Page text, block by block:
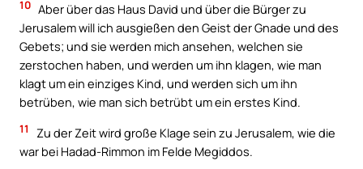
10 Aber über das Haus David und über die Bürger zu
Jerusalem will ich ausgießen den Geist der Gnade und des
Gebets; und sie werden mich ansehen, welchen sie
zerstochen haben, und werden um ihn klagen, wie man
klagt um ein einziges Kind, und werden sich um ihn
betrüben, wie man sich betrübt um ein erstes Kind.
11
Zu der Zeit wird große Klage sein zu Jerusalem, wie die
war bei Hadad-Rimmon im Felde Megiddos.